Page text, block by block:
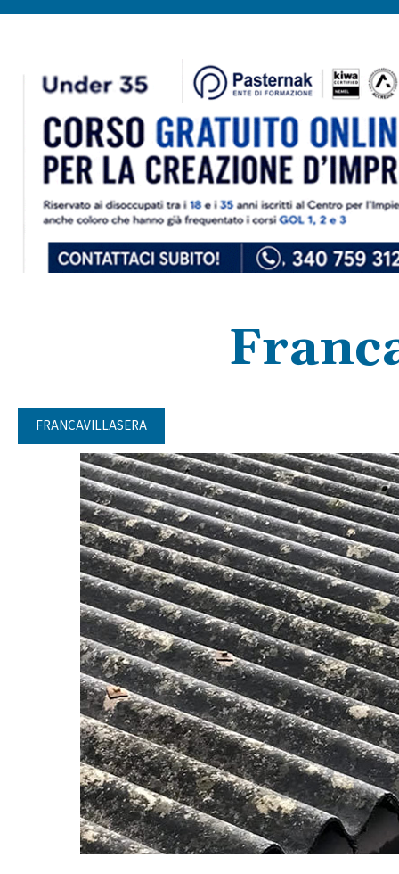
FRANCAVILLASERA